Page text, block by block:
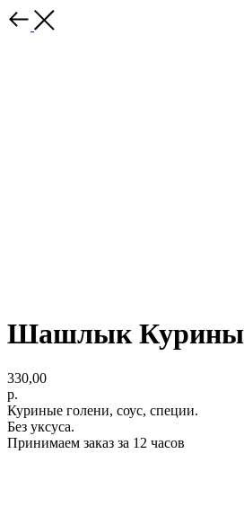
Шашлык
330,00
р.
Куриные голени, соус, специи.
Без уксуса.
Принимаем заказ за 12 часов